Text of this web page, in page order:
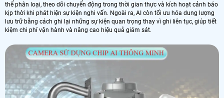
thể phân loại, theo dõi chuyển động trong thời gian thực và kích hoạt cảnh báo
kịp thời khi phát hiện sự kiện nghi vấn. Ngoài ra, AI còn tối ưu hóa dung lượng
lưu trữ bằng cách ghi lại những sự kiện quan trọng thay vì ghi liên tục, giúp tiết
kiệm chi phí vận hành và nâng cao hiệu quả giám sát.